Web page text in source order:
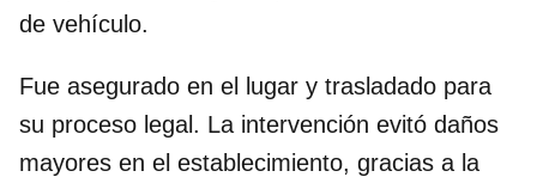
de vehículo.
Fue asegurado en el lugar y trasladado para
su proceso legal. La intervención evitó daños
mayores en el establecimiento, gracias a la